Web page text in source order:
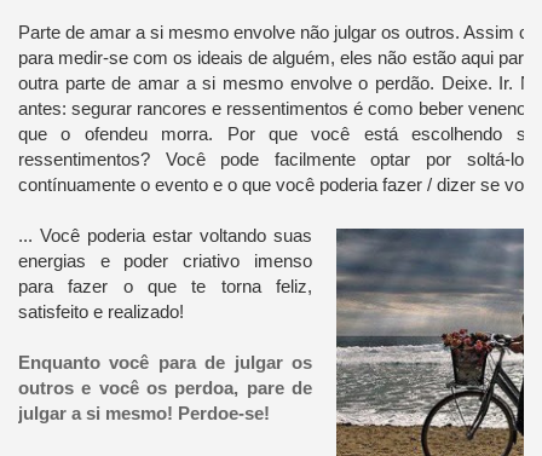
Parte de amar a si mesmo envolve não julgar os outros. Assim
para medir-se com os ideais de alguém, eles não estão aqui
outra parte de amar a si mesmo envolve o perdão. Deixe. Ir.
antes: segurar rancores e ressentimentos é como beber veneno
que o ofendeu morra. Por que você está escolhendo
ressentimentos? Você pode facilmente optar por soltá-
contínuamente o evento e o que você poderia fazer / dizer se
... Você poderia estar voltando suas
energias e poder criativo imenso
para fazer o que te torna feliz,
satisfeito e realizado!
Enquanto você para de julgar os
outros e você os perdoa, pare de
julgar a si mesmo! Perdoe-se!